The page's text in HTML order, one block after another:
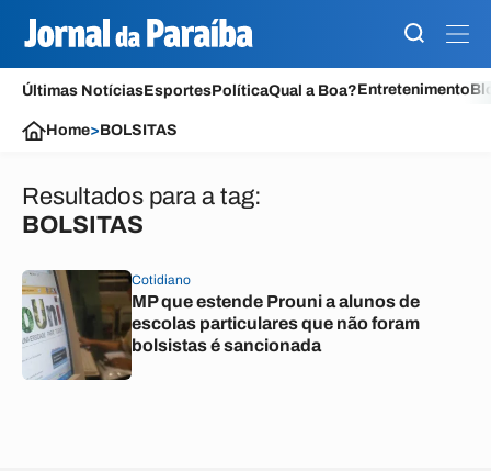
Últimas NotíciasEsportesPolíticaQual a Boa?Entretenimento
Home>BOLSITAS
Resultados para a tag:
BOLSITAS
Cotidiano
MP que estende Prouni a alunos de
escolas particulares que não foram
bolsistas é sancionada